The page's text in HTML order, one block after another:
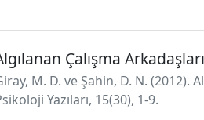
Çalışma
M. D. ve Şahin, D. N. (2012).
Yazıları, 15(30), 1-9.